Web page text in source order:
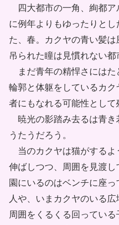
四大都市の一角、絢都ア
に例年よりもゆったりと
た、春。カクヤの青い髪は
吊られた瞳は見慣れない都
まだ青年の精悍さにはた
輪郭と体躯をしているカ
者にもなれる可能性として
暁光の影踏み去るは青き
うたうだろう。
当のカクヤは猫がするよ
伸ばしつつ、周囲を見渡
園にいるのはベンチに座
人や、いまカクヤのいる
周囲をくるくる回っている